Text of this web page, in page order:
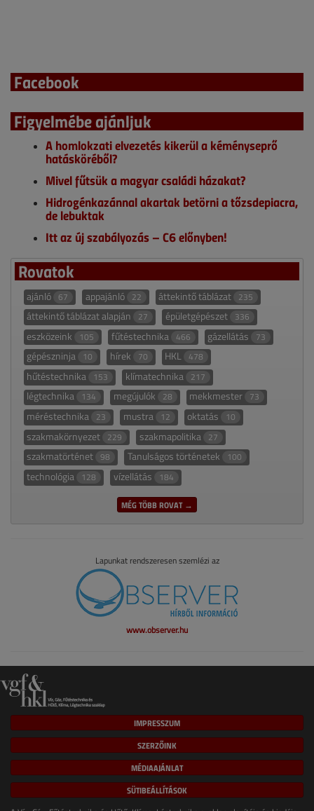
Facebook
Figyelmébe ajánljuk
A homlokzati elvezetés kikerül a kéményseprő
hatásköréből?
Mivel fűtsük a magyar családi házakat?
Hidrogénkazánnal akartak betörni a tőzsdepiacra,
de lebuktak
Itt az új szabályozás – C6 előnyben!
Rovatok
ajánló 67 appajánló 22 áttekintő táblázat 235
áttekintő táblázat alapján 27 épületgépészet 336
eszközeink 105 fűtéstechnika 466 gázellátás 73
gépészninja 10 hírek 70 HKL 478
hűtéstechnika 153 klímatechnika 217
légtechnika 134 megújulók 28 mekkmester 73
méréstechnika 23 mustra 12 oktatás 10
szakmakörnyezet 229 szakmapolitika 27
szakmatörténet 98 Tanulságos történetek 100
technológia 128 vízellátás 184
MÉG TÖBB ROVAT →
Lapunkat rendszeresen szemlézi az
www.observer.hu
IMPRESSZUM
SZERZŐINK
MÉDIAAJÁNLAT
SÜTIBEÁLLÍTÁSOK